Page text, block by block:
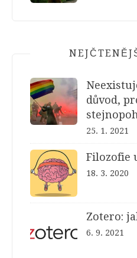
důvod,
25. 1. 2021
Filozofie
18. 3. 2020
Zotero:
6. 9. 2021